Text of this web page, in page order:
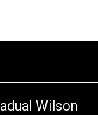
Wilson